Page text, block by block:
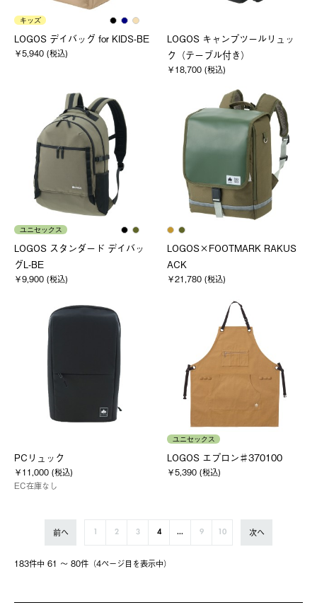
キッズ
LOGOS デイバッグ for KIDS-BE
￥5,940 (税込)
LOGOS キャンプツールリュッ
ク（テーブル付き）
￥18,700 (税込)
ユニセックス
LOGOS スタンダード デイバッ
グL-BE
￥9,900 (税込)
LOGOS×FOOTMARK RAKUS
ACK
￥21,780 (税込)
PCリュック
￥11,000 (税込)
EC在庫なし
ユニセックス
LOGOS エプロン♯370100
￥5,390 (税込)
183件中 61 〜 80件（4ページ⽬を表⽰中）
前へ 2 3 4 ... 9 10 次へ